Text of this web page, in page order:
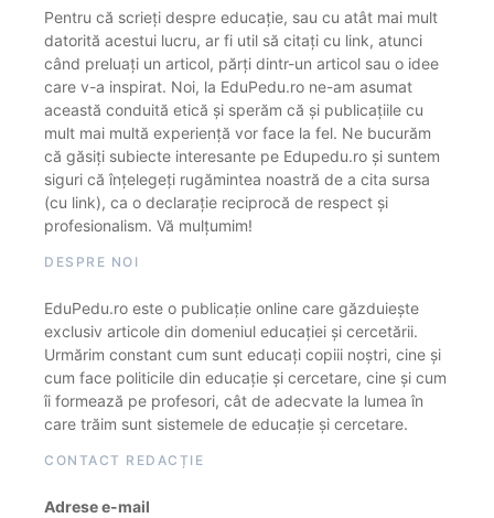
Pentru că scrieți despre educație, sau cu atât mai mult
datorită acestui lucru, ar fi util să citați cu link, atunci
când preluați un articol, părți dintr-un articol sau o idee
care v-a inspirat. Noi, la EduPedu.ro ne-am asumat
această conduită etică și sperăm că și publicațiile cu
mult mai multă experiență vor face la fel. Ne bucurăm
că găsiți subiecte interesante pe Edupedu.ro și suntem
siguri că înțelegeți rugămintea noastră de a cita sursa
(cu link), ca o declarație reciprocă de respect și
profesionalism. Vă mulțumim!
DESPRE NOI
EduPedu.ro este o publicație online care găzduiește
exclusiv articole din domeniul educației și cercetării.
Urmărim constant cum sunt educați copiii noștri, cine și
cum face politicile din educație și cercetare, cine și cum
îi formează pe profesori, cât de adecvate la lumea în
care trăim sunt sistemele de educație și cercetare.
CONTACT REDACȚIE
Adrese e-mail